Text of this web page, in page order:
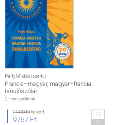
Pálfy Miklós (szerk.)
Francia–magyar, magyar–francia
tanulószótár
Grimm szótárak
11490 Fthelyett
9767 Ft
15